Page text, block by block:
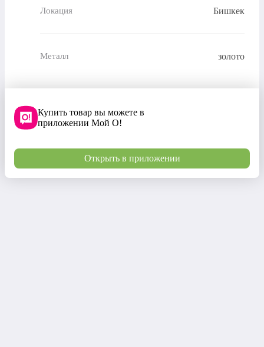
Локация Бишкек
Металл золото
Купить товар вы можете в
приложении Мой О!
Открыть в приложении